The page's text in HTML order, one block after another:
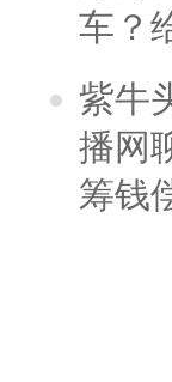
车？
紫牛
播网
筹钱